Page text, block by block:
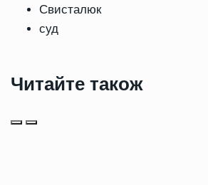
Свисталюк
суд
Читайте також